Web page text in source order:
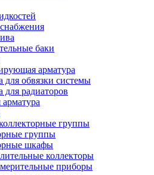
баки
арматура
для обвязки системы
для радиаторов
группы
группы
шкафы
коллекторы
приборы